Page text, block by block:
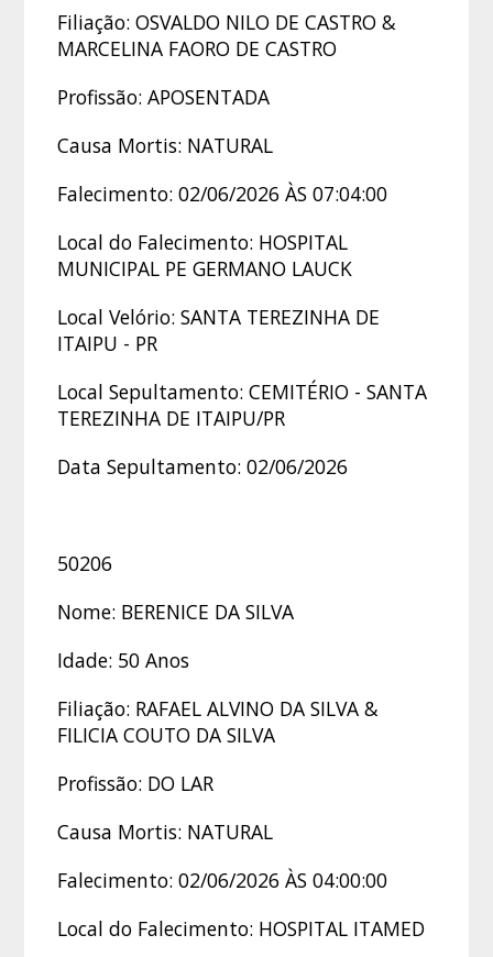
Filiação: OSVALDO NILO DE CASTRO &
MARCELINA FAORO DE CASTRO
Profissão: APOSENTADA
Causa Mortis: NATURAL
Falecimento: 02/06/2026 ÀS 07:04:00
Local do Falecimento: HOSPITAL
MUNICIPAL PE GERMANO LAUCK
Local Velório: SANTA TEREZINHA DE
ITAIPU - PR
Local Sepultamento: CEMITÉRIO - SANTA
TEREZINHA DE ITAIPU/PR
Data Sepultamento: 02/06/2026
50206
Nome: BERENICE DA SILVA
Idade: 50 Anos
Filiação: RAFAEL ALVINO DA SILVA &
FILICIA COUTO DA SILVA
Profissão: DO LAR
Causa Mortis: NATURAL
Falecimento: 02/06/2026 ÀS 04:00:00
Local do Falecimento: HOSPITAL ITAMED